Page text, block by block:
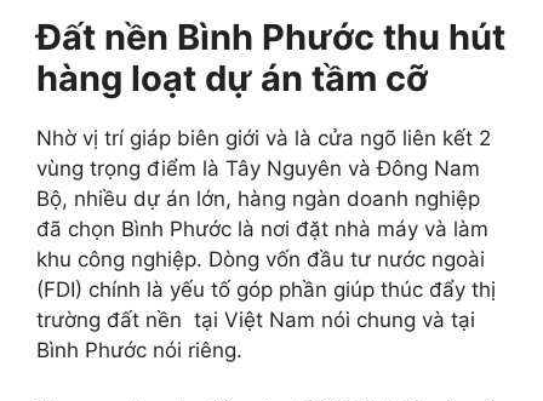
Đất nền Bình Phước thu hút
hàng loạt dự án tầm cỡ
Nhờ vị trí giáp biên giới và là cửa ngõ liên kết 2
vùng trọng điểm là Tây Nguyên và Đông Nam
Bộ, nhiều dự án lớn, hàng ngàn doanh nghiệp
đã chọn Bình Phước là nơi đặt nhà máy và làm
khu công nghiệp. Dòng vốn đầu tư nước ngoài
(FDI) chính là yếu tố góp phần giúp thúc đẩy thị
trường đất nền tại Việt Nam nói chung và tại
Bình Phước nói riêng.